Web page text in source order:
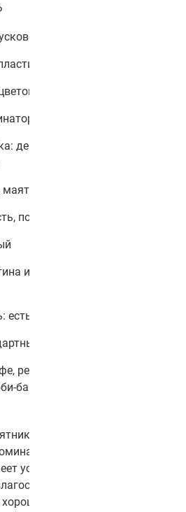
CPL
и текстур для отделки
из МДФ
деревянная или
усиленные
по периметру коробки
из нержавеющей стали: по
есть
или индивидуальные
рестораны, столовые,
бары, служебные
дверь с круглым
и отбойной
усиленную конструкцию, а
и гигиеничным
вариант для